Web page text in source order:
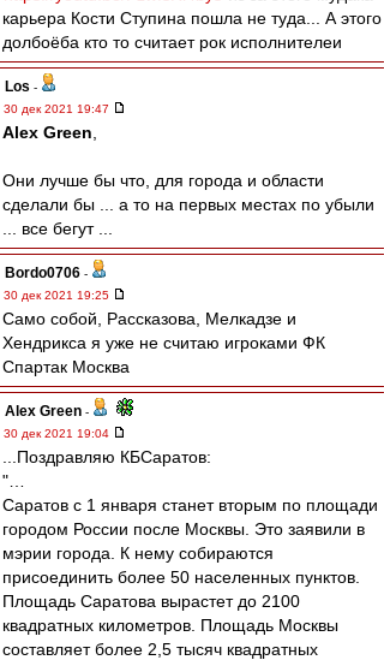
карьера Кости Ступина пошла не туда... А этого
долбоёба кто то считает рок исполнителеи
Los -
30 дек 2021 19:47
Alex Green
Они лучше бы что, для города и области
сделали бы ... а то на первых местах по убыли
... все бегут ...
Bordo0706 -
30 дек 2021 19:25
Само собой, Рассказова, Мелкадзе и
Хендрикса я уже не считаю игроками ФК
Спартак Москва
Alex Green -
30 дек 2021 19:04
...Поздравляю КБСаратов:
"…
Саратов с 1 января станет вторым по площади
городом России после Москвы. Это заявили в
мэрии города. К нему собираются
присоединить более 50 населенных пунктов.
Площадь Саратова вырастет до 2100
квадратных километров. Площадь Москвы
составляет более 2,5 тысяч квадратных